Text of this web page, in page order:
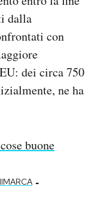
dalla
con
dei circa 750
ne ha
buone
-